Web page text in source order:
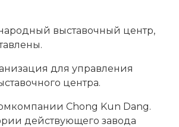
выставочный центр,
для управления
центра.
Chong Kun Dang.
действующего завода